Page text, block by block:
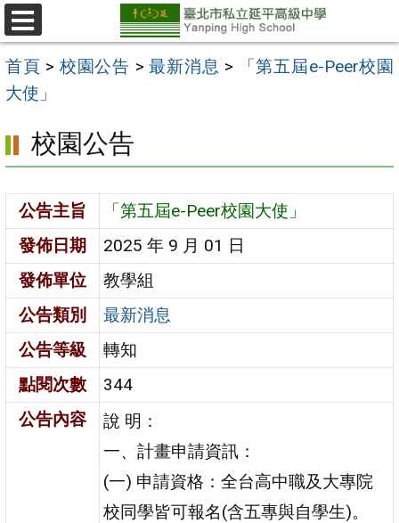
跳
至
主
要
區
選
單
首頁 > 校園公告 >最新消息 >
「第五屆e-Peer校園
大使」
校園公告
公告主旨
「第五屆e-Peer校園大使」
發佈日期
2025 年 9 月 01 日
發佈單位
教學組
公告類別
最新消息
公告等級
轉知
點閱次數
344
公告內容
說 明：
一、計畫申請資訊：
(一) 申請資格：全台高中職及大專院
校同學皆可報名(含五專與自學生)。